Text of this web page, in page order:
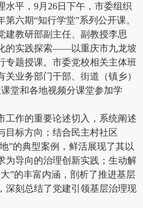
水平，9月26日下午，市委组织
六期“知行学堂”系列公开课。
建教研部副主任、副教授李思
的实践探索——以重庆市九龙坡
专题授课。市委党校相关主体班
业务部门干部、街道（镇乡）
堂和各地视频分课堂参加学
工作的重要论述切入，系统阐述
目标方向；结合民主村社区
”的典型案例，鲜活展现了其以
为导向的治理创新实践；生动解
”的丰富内涵，剖析了推进基层
深刻总结了党建引领基层治理现